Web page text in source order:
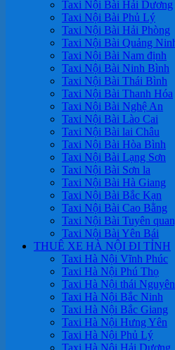
Taxi Nội Bài Hải Dương
Taxi Nội Bài Phủ Lý
Taxi Nội Bài Hải Phòng
Taxi Nội Bài Quảng
Taxi Nội Bài Nam định
Taxi Nội Bài Ninh Bình
Taxi Nội Bài Thái Bình
Taxi Nội Bài Thanh Hóa
Taxi Nội Bài Nghệ An
Taxi Nội Bài Lào Cai
Taxi Nội Bài lai Châu
Taxi Nội Bài Hòa Bình
Taxi Nội Bài Lạng Sơn
Taxi Nội Bài Sơn la
Taxi Nội Bài Hà Giang
Taxi Nội Bài Bắc Kạn
Taxi Nội Bài Cao Bằng
Taxi Nội Bài Tuyên
Taxi Nội Bài Yên Bái
THUÊ XE HÀ NỘI ĐI TỈNH
Taxi Hà Nội Vĩnh Phúc
Taxi Hà Nội Phú Thọ
Taxi Hà Nội thái Nguyên
Taxi Hà Nội Bắc Ninh
Taxi Hà Nội Bắc Giang
Taxi Hà Nội Hưng Yên
Taxi Hà Nội Phủ Lý
Taxi Hà Nội Hải Dương